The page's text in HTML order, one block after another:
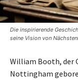
Die inspirierende
seine Vision von
William Booth, der
Nottingham